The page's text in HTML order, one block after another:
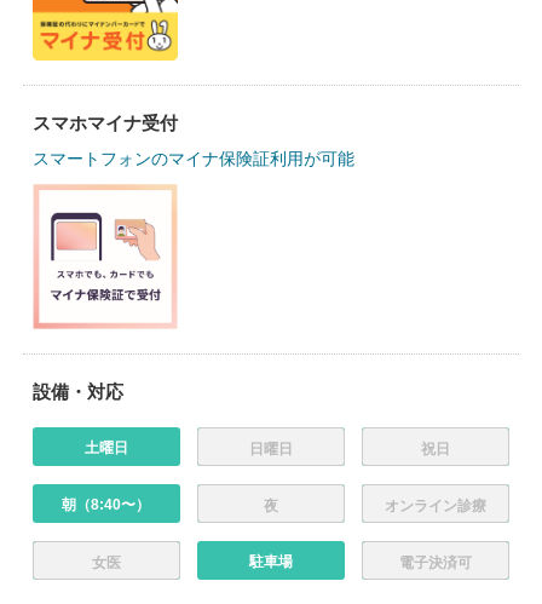
スマホマイナ受付
スマートフォンのマイナ保険証利用が可能
設備・対応
土曜日 日曜日 祝日
朝（8:40〜） 夜 オンライン診療
女医 駐車場 電子決済可